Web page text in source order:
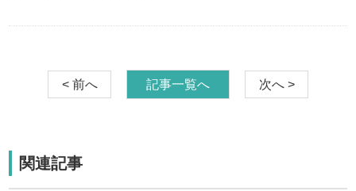
< 前へ 記事一覧へ 次へ >
関連記事